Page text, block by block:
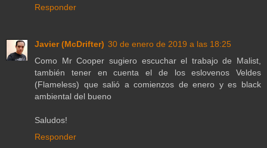
Responder
Javier (McDrifter) 30 de enero de 2019 a las 18:25
Como Mr Cooper sugiero escuchar el trabajo de Malist,
también tener en cuenta el de los eslovenos Veldes
(Flameless) que salió a comienzos de enero y es black
ambiental del bueno
Saludos!
Responder